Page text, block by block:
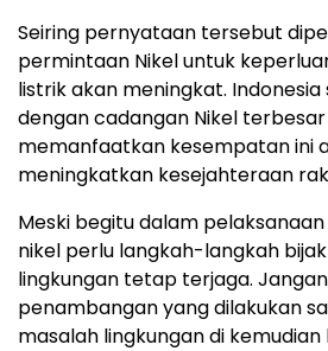
Seiring pernyataan tersebut
permintaan Nikel untuk
listrik akan meningkat.
dengan cadangan Nikel terbesar
memanfaatkan kesempatan ini
meningkatkan kesejahteraan
Meski begitu dalam
nikel perlu langkah-langkah
lingkungan tetap terjaga.
penambangan yang dilakukan
masalah lingkungan di kemudian